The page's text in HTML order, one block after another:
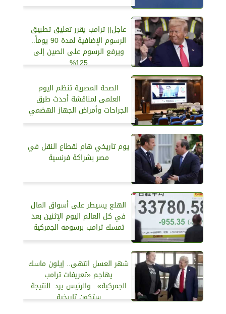
عاجل|| ترامب يقرر تعليق تطبيق
الرسوم الإضافية لمدة 90 يوماً..
ويرفع الرسوم على الصين إلى
125%
الصحة المصرية تنظم اليوم
العلمى لمناقشة أحدث طرق
الجراحات وأمراض الجهاز الهضمي
يوم تاريخي هام لقطاع النقل في
مصر بشراكة فرنسية
الهلع يسيطر على أسواق المال
في كل العالم اليوم الإثنين بعد
تمسك ترامب برسومه الجمركية
شهر العسل انتهى.. إيلون ماسك
يهاجم «تعريفات ترامب
الجمركية».. والرئيس يرد: النتيجة
ستكون تاريخية